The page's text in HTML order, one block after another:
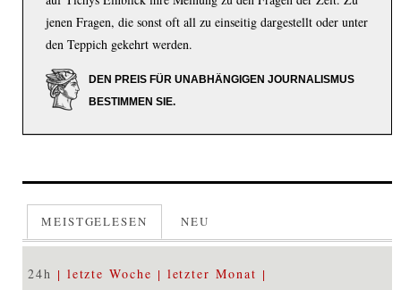
jenen Fragen, die sonst oft all zu einseitig dargestellt oder unter
den Teppich gekehrt werden.
DEN PREIS FÜR UNABHÄNGIGEN JOURNALISMUS
BESTIMMEN SIE.
MEISTGELESEN NEU
24h letzte Woche letzter Monat